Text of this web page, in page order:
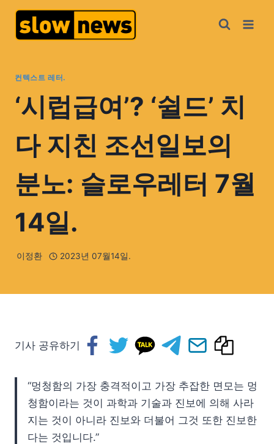
컨텍스트 레터.
‘시럽급여’? ‘쉴드’ 치
다 지친 조선일보의
분노: 슬로우레터 7월
14일.
이정환 2023년 07월14일.
기사 공유하기
“멍청함의 가장 충격적이고 가장 추잡한 면모는 멍
청함이라는 것이 과학과 기술과 진보에 의해 사라
지는 것이 아니라 진보와 더불어 그것 또한 진보한
다는 것입니다.”